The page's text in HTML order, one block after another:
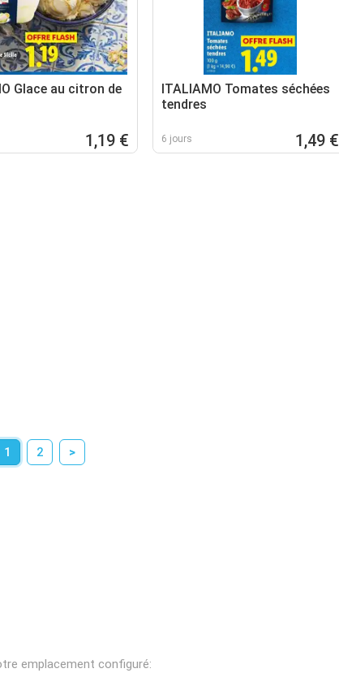
Glace au citron de
1,19 €
ITALIAMO Tomates séchées
tendres
6 jours 1,49 €
1 2 >
emplacement configuré: